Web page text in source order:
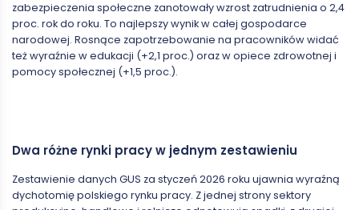
zabezpieczenia społeczne zanotowały wzrost zatrudnienia o 2,4
proc. rok do roku. To najlepszy wynik w całej gospodarce
narodowej. Rosnące zapotrzebowanie na pracowników widać
też wyraźnie w edukacji (+2,1 proc.) oraz w opiece zdrowotnej i
pomocy społecznej (+1,5 proc.).
Dwa różne rynki pracy w jednym zestawieniu
Zestawienie danych GUS za styczeń 2026 roku ujawnia wyraźną
dychotomię polskiego rynku pracy. Z jednej strony sektory